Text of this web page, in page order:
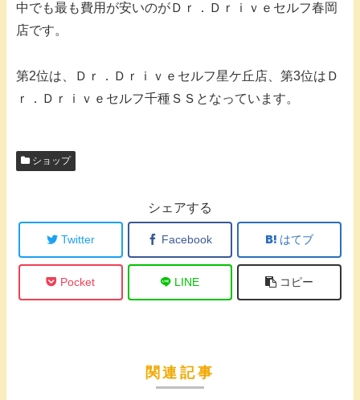
中でも最も費用が安いのがＤｒ．Ｄｒｉｖｅセルフ春岡
店です。
第2位は、Ｄｒ．Ｄｒｉｖｅセルフ星ケ丘店、第3位はＤ
ｒ．Ｄｒｉｖｅセルフ千種ＳＳとなっています。
ショップ
シェアする
Twitter Facebook はてブ
Pocket LINE コピー
関連記事